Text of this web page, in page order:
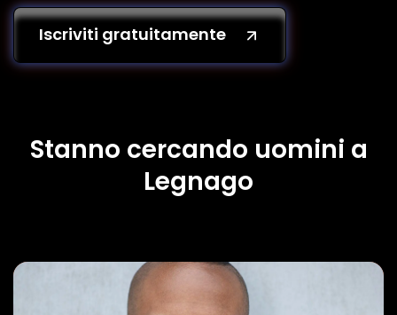
Iscriviti gratuitamente
Stanno cercando uomini a
Legnago